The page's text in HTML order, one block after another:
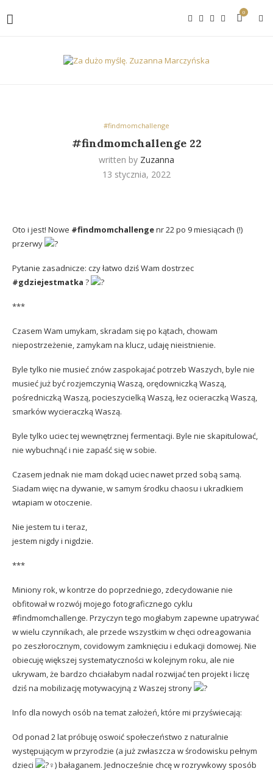
0
#findmomchallenge
#findmomchallenge 22
written by Zuzanna
13 stycznia, 2022
Oto i jest! Nowe #findmomchallengenr 22 po 9 miesiącach (!)
przerwy
Pytanie zasadnicze: czy łatwo dziś Wam dostrzec
#gdziejestmatka ?
***
Czasem Wam umykam, skradam się po kątach, chowam
niepostrzeżenie, zamykam na klucz, udaję nieistnienie.
Byle tylko nie musieć znów zaspokajać potrzeb Waszych, byle nie
musieć już być rozjemczynią Waszą, orędowniczką Waszą,
pośredniczką Waszą, pocieszycielką Waszą, łez ocieraczką Waszą,
smarków wycieraczką Waszą.
Byle tylko uciec tej wewnętrznej fermentacji. Byle nie skapitulować,
nie wybuchnąć i nie zapaść się w sobie.
Czasem jednak nie mam dokąd uciec nawet przed sobą samą.
Siadam więc na dywanie, w samym środku chaosu i ukradkiem
wtapiam w otoczenie.
Nie jestem tu i teraz,
jestem nigdy i nigdzie.
***
Miniony rok, w kontrze do poprzedniego, zdecydowanie nie
obfitował w rozwój mojego fotograficznego cyklu
#findmomchallenge. Przyczyn tego mogłabym zapewne upatrywać
w wielu czynnikach, ale przede wszystkim w chęci odreagowania
po zeszłorocznym, covidowym zamknięciu i edukacji domowej. Nie
obiecuję większej systematyczności w kolejnym roku, ale nie
ukrywam, że bardzo chciałabym nadal rozwijać ten projekt i liczę
dziś na mobilizację motywacyjną z Waszej strony
Info dla nowych osób na temat założeń, które mi przyświecają:
Od ponad 2 lat próbuję oswoić społeczeństwo z naturalnie
występującym w przyrodzie (a już zwłaszcza w środowisku pełnym
dzieci
) bałaganem. Jednocześnie chcę w rozrywkowy sposób